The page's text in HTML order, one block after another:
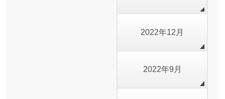
2022年12月
2022年9月